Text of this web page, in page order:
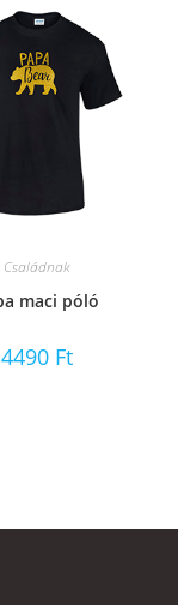
Családnak
maci póló
4490 Ft